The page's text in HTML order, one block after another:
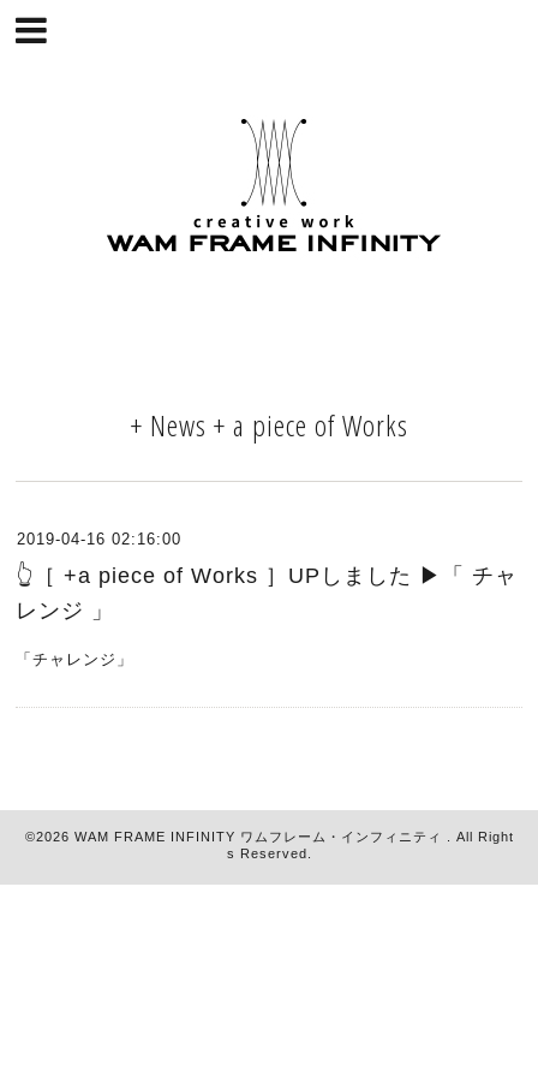
+ News + a piece of Works
2019-04-16 02:16:00
👆［ +a piece of Works ］UPしました ▶︎「 チャ
レンジ 」
「チャレンジ」
©2026 WAM FRAME INFINITY ワムフレーム・インフィニティ
. All Right
s Reserved.